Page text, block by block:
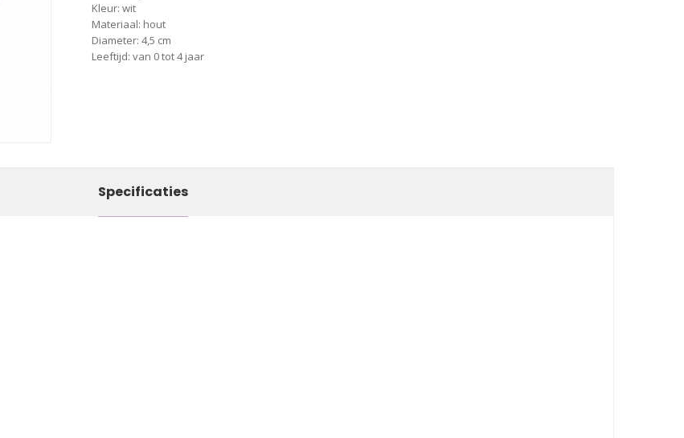
Kleur: wit
Materiaal: hout
Diameter: 4,5 cm
Leeftijd: van 0 tot 4 jaar
Specificaties